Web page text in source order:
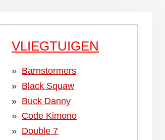
VLIEGTUIGEN
Barnstormers
Black Squaw
Buck Danny
Code Kimono
Double 7